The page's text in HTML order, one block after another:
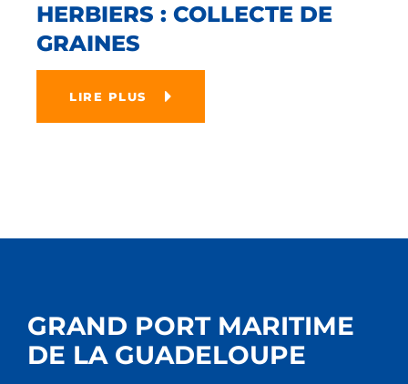
HERBIERS : COLLECTE DE
GRAINES
LIRE PLUS
GRAND PORT MARITIME
DE LA GUADELOUPE